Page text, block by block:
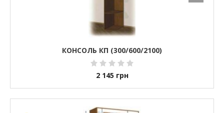
КОНСОЛЬ КП (300/600/2100)
2 145 грн